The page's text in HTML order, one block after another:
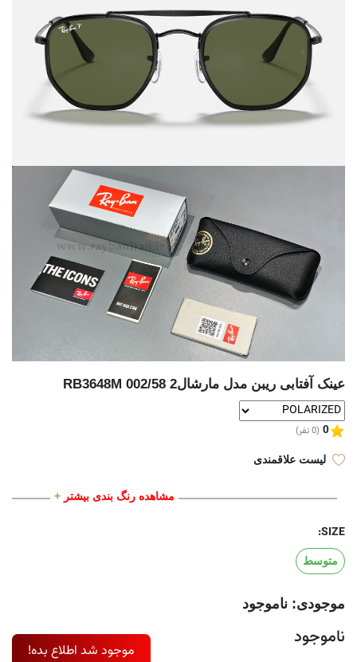
SIZE:
متوسط
موجودی: ناموجود
ناموجود
موجود شد اطلاع بده!
عینک آفتابی ریبن مدل مارشال2 002/58 RB3648M
0 (0 نفر)
لیست علاقمندی
مشاهده رنگ بندی بیشتر +